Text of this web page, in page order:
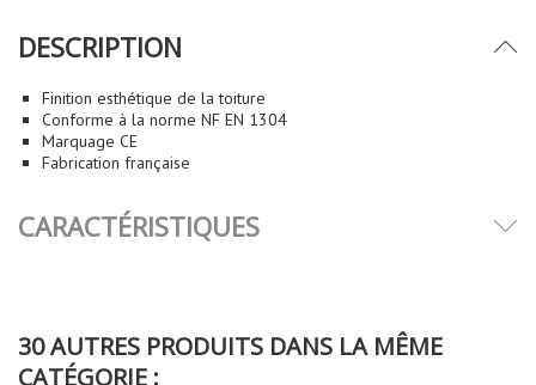
DESCRIPTION
Finition esthétique de la toiture
Conforme à la norme NF EN 1304
Marquage CE
Fabrication française
CARACTÉRISTIQUES
30 AUTRES PRODUITS DANS LA MÊME
CATÉGORIE :